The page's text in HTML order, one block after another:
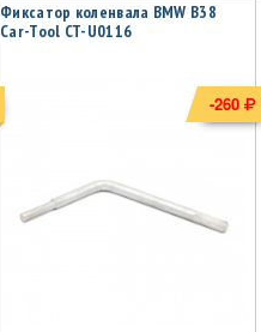
Фиксатор коленвала BMW B38
Car-Tool CT-U0116
-260